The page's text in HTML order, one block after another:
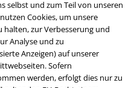
selbst und zum Teil von unseren
Cookies, um unsere
halten, zur Verbesserung und
Analyse und zu
Anzeigen) auf unserer
Sofern
werden, erfolgt dies nur zu